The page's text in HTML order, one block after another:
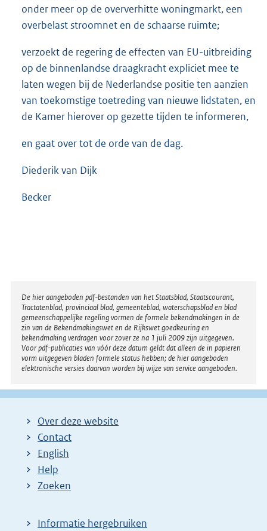
onder meer op de oververhitte woningmarkt, een
overbelast stroomnet en de schaarse ruimte;
verzoekt de regering de effecten van EU-uitbreiding
op de binnenlandse draagkracht expliciet mee te
laten wegen bij de Nederlandse positie ten aanzien
van toekomstige toetreding van nieuwe lidstaten, en
de Kamer hierover op gezette tijden te informeren,
en gaat over tot de orde van de dag.
Diederik van Dijk
Becker
Disclaimer
De hier aangeboden pdf-bestanden van het Staatsblad, Staatscourant,
Tractatenblad, provinciaal blad, gemeenteblad, waterschapsblad en blad
gemeenschappelijke regeling vormen de formele bekendmakingen in de
zin van de Bekendmakingswet en de Rijkswet goedkeuring en
bekendmaking verdragen voor zover ze na 1 juli 2009 zijn uitgegeven.
Voor pdf-publicaties van vóór deze datum geldt dat alleen de in papieren
vorm uitgegeven bladen formele status hebben; de hier aangeboden
elektronische versies daarvan worden bij wijze van service aangeboden.
Over deze website
Contact
English
Help
Zoeken
Informatie hergebruiken